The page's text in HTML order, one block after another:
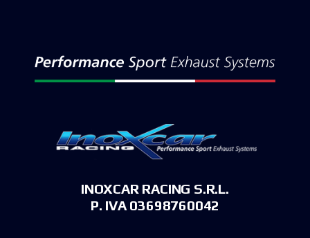
INOXCAR RACING S.R.L.
P. IVA 03698760042